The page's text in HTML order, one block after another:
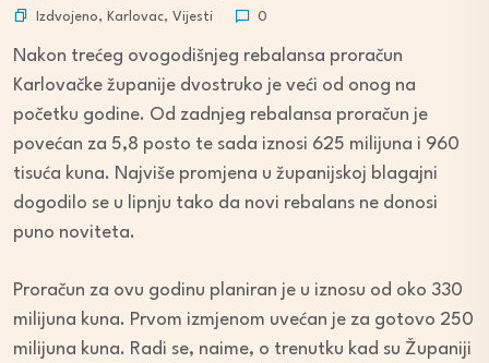
Izdvojeno, Karlovac, Vijesti 0
Nakon trećeg ovogodišnjeg rebalansa proračun
Karlovačke županije dvostruko je veći od onog na
početku godine. Od zadnjeg rebalansa proračun je
povećan za 5,8 posto te sada iznosi 625 milijuna i 960
tisuća kuna. Najviše promjena u županijskoj blagajni
dogodilo se u lipnju tako da novi rebalans ne donosi
puno noviteta.
Proračun za ovu godinu planiran je u iznosu od oko 330
milijuna kuna. Prvom izmjenom uvećan je za gotovo 250
milijuna kuna. Radi se, naime, o trenutku kad su Županiji